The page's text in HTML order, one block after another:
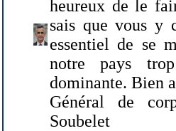
heureux de le
sais que vous y
essentiel de se
notre pays
dominante. Bien
Général de
Soubelet